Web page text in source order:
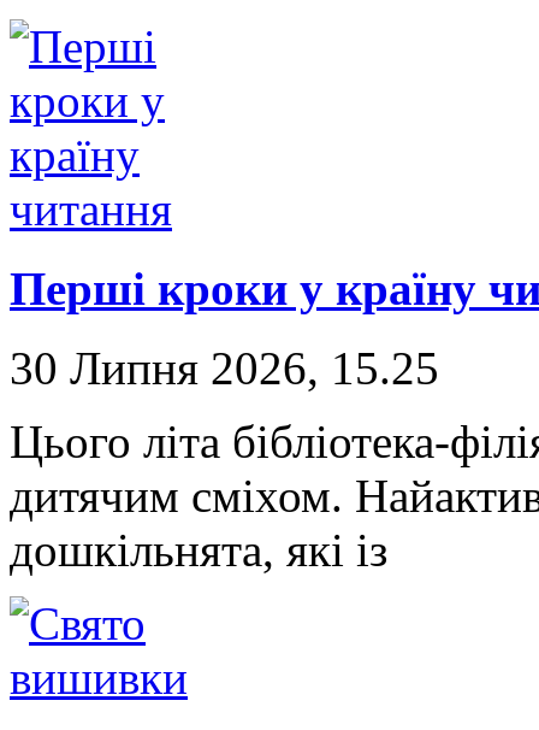
Перші кроки у країну
30 Липня 2026, 15.25
Цього літа бібліотека-
дитячим сміхом.
дошкільнята, які із